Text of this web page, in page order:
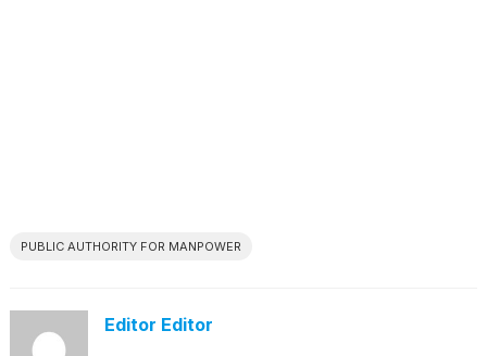
PUBLIC AUTHORITY FOR MANPOWER
Editor Editor